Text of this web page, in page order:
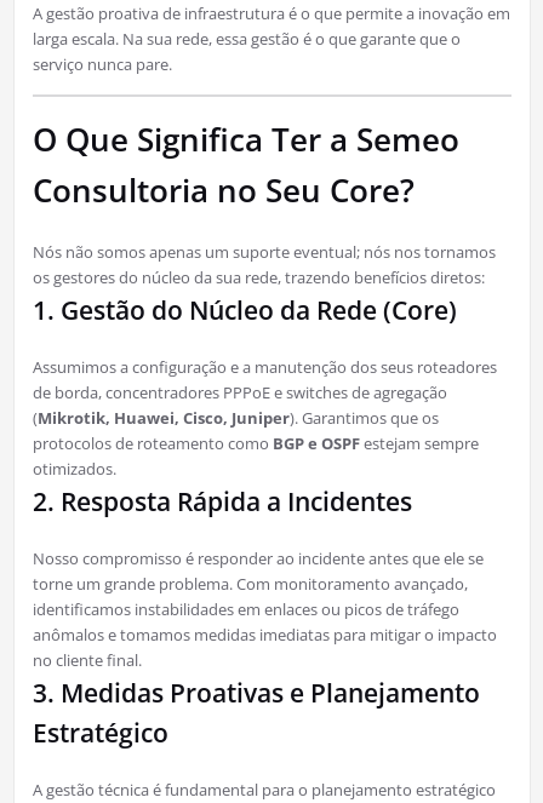
A gestão proativa de infraestrutura é o que permite a inovação em
larga escala. Na sua rede, essa gestão é o que garante que o
serviço nunca pare.
O Que Significa Ter a Semeo
Consultoria no Seu Core?
Nós não somos apenas um suporte eventual; nós nos tornamos
os gestores do núcleo da sua rede, trazendo benefícios diretos:
1. Gestão do Núcleo da Rede (Core)
Assumimos a configuração e a manutenção dos seus roteadores
de borda, concentradores PPPoE e switches de agregação
(Mikrotik, Huawei, Cisco, Juniper). Garantimos que os
protocolos de roteamento como BGP e OSPFestejam sempre
otimizados.
2. Resposta Rápida a Incidentes
Nosso compromisso é responder ao incidente antes que ele se
torne um grande problema. Com monitoramento avançado,
identificamos instabilidades em enlaces ou picos de tráfego
anômalos e tomamos medidas imediatas para mitigar o impacto
no cliente final.
3. Medidas Proativas e Planejamento
Estratégico
A gestão técnica é fundamental para o planejamento estratégico